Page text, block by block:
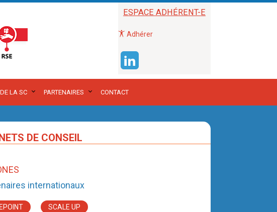
ESPACE ADHÉRENT-E
Adhérer
LA SC PARTENAIRES CONTACT
DE CONSEIL
internationaux
SCALE UP